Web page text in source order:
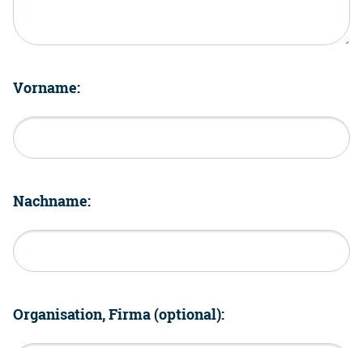
Vorname:
Nachname:
Organisation, Firma (optional):